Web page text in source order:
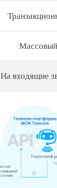
Массовый
На входящие